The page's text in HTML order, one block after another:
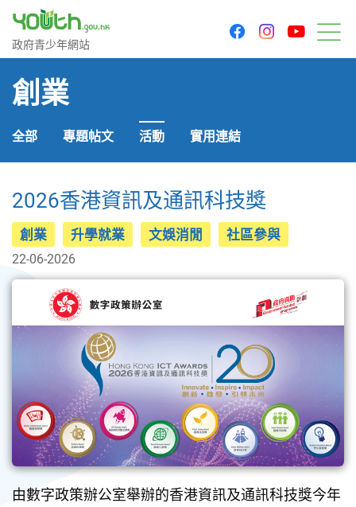
政府青少年網站
政府青少年網站
facebookinstagram
創業
全部 專題帖文 活動 實用連結
2026香港資訊及通訊科技獎
創業 升學就業 文娛消閒 社區參與
22-06-2026
由數字政策辦公室舉辦的香港資訊及通訊科技獎今年